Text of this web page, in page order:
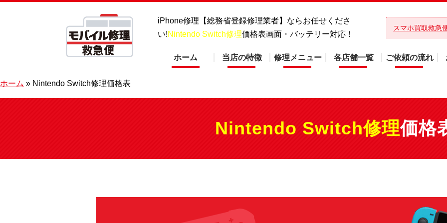
iPhone修理【総務省登録修理業者】ならお任せくださ
い!Nintendo Switch修理価格表画面・バッテリー対応！
スマホ買取救急
ホーム 当店の特徴 修理メニュー 各店舗一覧 ご依頼の流れ
ホーム » Nintendo Switch修理価格表
Nintendo Switch修理価格